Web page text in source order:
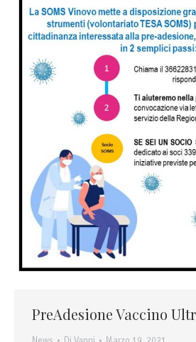
PreAdesione Vaccino